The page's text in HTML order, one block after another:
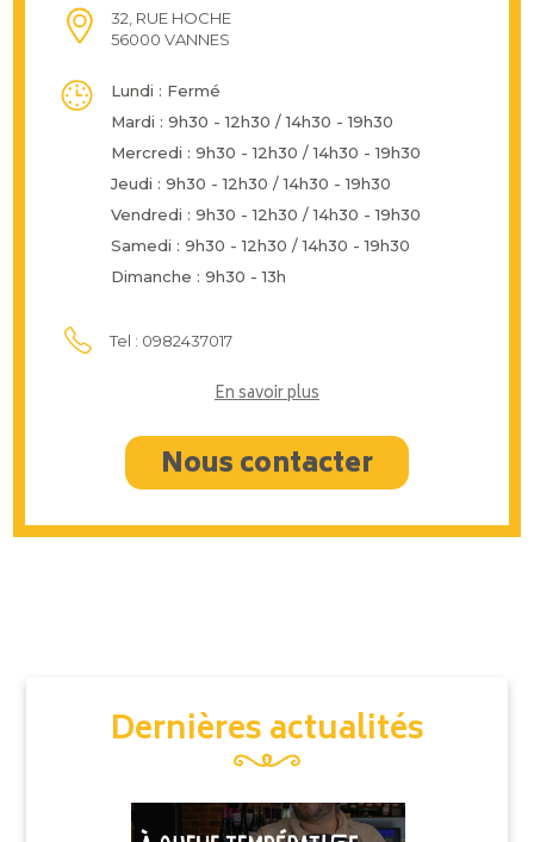
32, RUE HOCHE
56000 VANNES
Lundi : Fermé
Mardi : 9h30 - 12h30 / 14h30 - 19h30
Mercredi : 9h30 - 12h30 / 14h30 - 19h30
Jeudi : 9h30 - 12h30 / 14h30 - 19h30
Vendredi : 9h30 - 12h30 / 14h30 - 19h30
Samedi : 9h30 - 12h30 / 14h30 - 19h30
Dimanche : 9h30 - 13h
Tel : 0982437017
En savoir plus
Nous contacter
Dernières actualités